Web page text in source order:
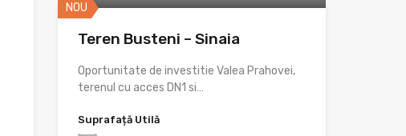
NOU
Teren Busteni – Sinaia
Oportunitate de investitie Valea Prahovei,
terenul cu acces DN1 si…
Suprafață Utilă